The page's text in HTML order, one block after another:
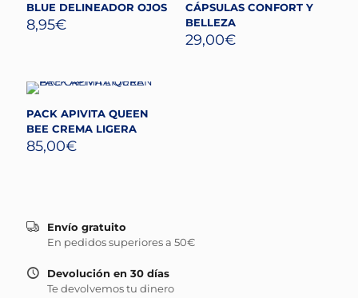
BLUE DELINEADOR OJOS
8,95€
CÁPSULAS CONFORT Y
BELLEZA
29,00€
PACK APIVITA QUEEN
BEE CREMA LIGERA
85,00€
Envío gratuito
En pedidos superiores a 50€
Devolución en 30 días
Te devolvemos tu dinero